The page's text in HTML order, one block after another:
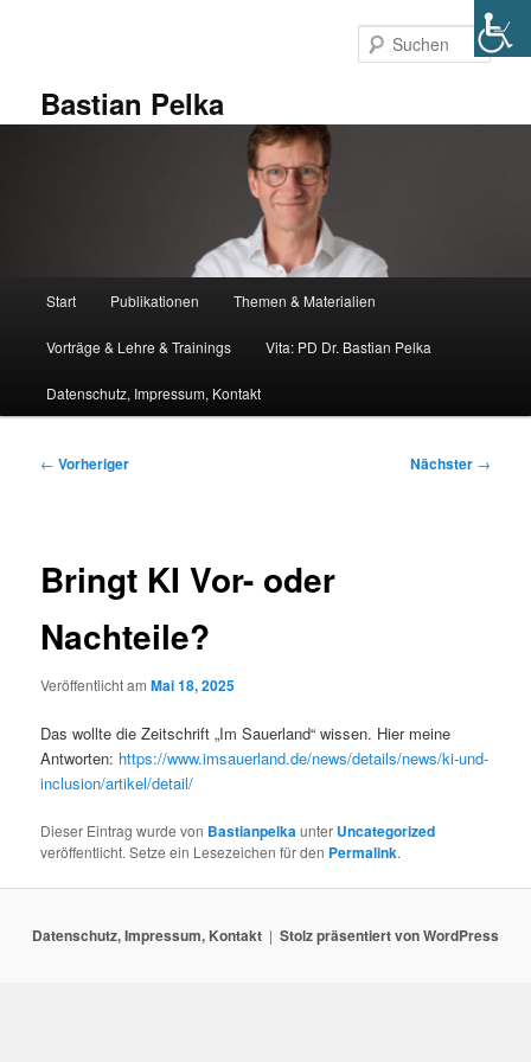
Bastian Pelka
Start Publikationen Themen & Materialien
Vorträge & Lehre & Trainings Vita: PD Dr. Bastian Pelka
Datenschutz, Impressum, Kontakt
Beitragsnavigation
← Vorheriger Nächster →
Bringt KI Vor- oder
Nachteile?
Veröffentlicht amMai 18, 2025
Das wollte die Zeitschrift „Im Sauerland“ wissen. Hier meine
Antworten: https://www.imsauerland.de/news/details/news/ki-und-
inclusion/artikel/detail/
Dieser Eintrag wurde von Bastianpelkaunter Uncategorized
veröffentlicht. Setze ein Lesezeichen für den Permalink.
Datenschutz, Impressum, Kontakt Stolz präsentiert von WordPress